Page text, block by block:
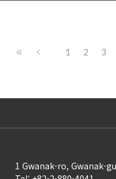
1 2 3
1 Gwanak-ro, Gwanak-